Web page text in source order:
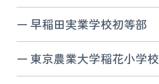
早稲田実業学校初等部
東京農業大学稲花小学校